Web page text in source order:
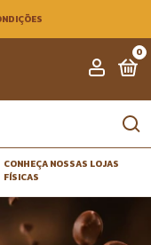
0
CONHEÇA NOSSAS LOJAS
FÍSICAS